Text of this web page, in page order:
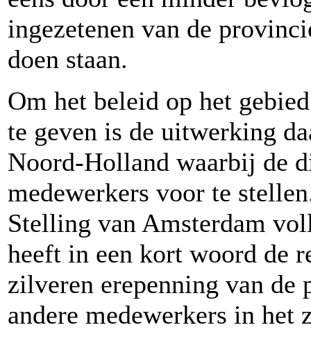
ingezetenen van de
doen staan.
Om het beleid op het
te geven is de uitwerking
Noord-Holland waarbij de
medewerkers voor te
Stelling van Amsterdam
heeft in een kort woord de
zilveren erepenning van de
andere medewerkers in het